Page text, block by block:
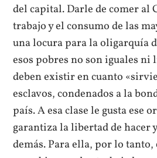
del capital. Darle de comer al
trabajo y el consumo de las
una locura para la oligarquía
esos pobres no son iguales ni
deben existir en cuanto
esclavos, condenados a la
país. A esa clase le gusta ese
garantiza la libertad de hacer
demás. Para ella, por lo tanto,